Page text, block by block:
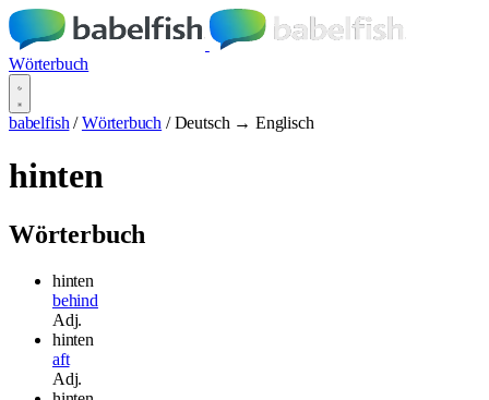
Wörterbuch
babelfish / Wörterbuch / Deutsch → Englisch
hinten
Wörterbuch
hinten
behind
Adj.
hinten
aft
Adj.